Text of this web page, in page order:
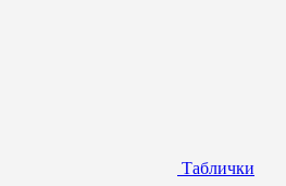
Таблички